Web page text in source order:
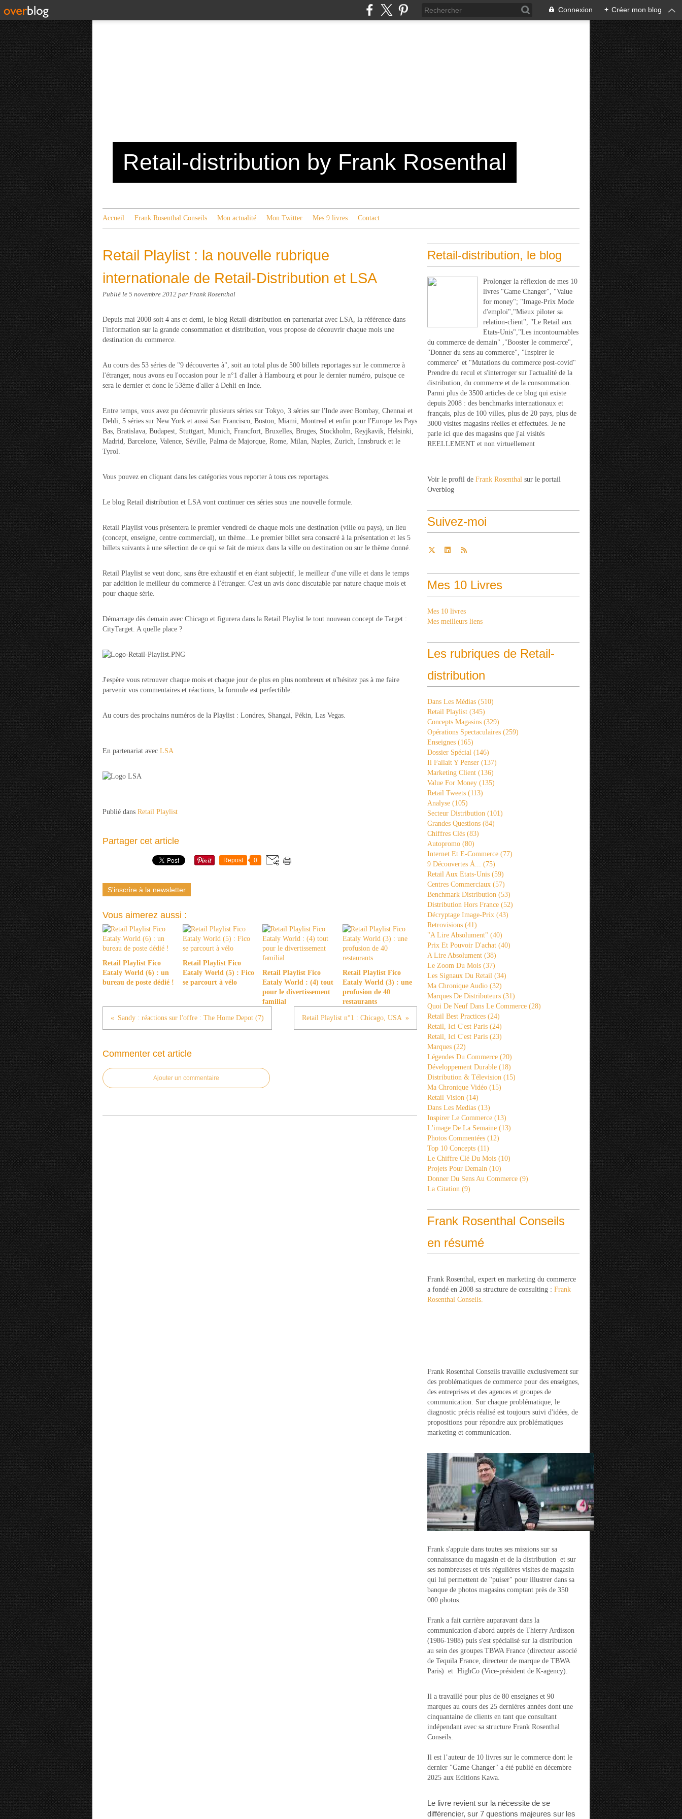
Connexion + Créer mon blog
Retail-distribution by Frank Rosenthal
Accueil Frank Rosenthal Conseils Mon actualité Mon Twitter Mes 9 livres Contact
Retail Playlist : la nouvelle rubrique
internationale de Retail-Distribution et LSA
Publié le 5 novembre 2012 par Frank Rosenthal
Depuis mai 2008 soit 4 ans et demi, le blog Retail-distribution en partenariat avec LSA, la référence dans
l'information sur la grande consommation et distribution, vous propose de découvrir chaque mois une
destination du commerce.
Au cours des 53 séries de "9 découvertes à", soit au total plus de 500 billets reportages sur le commerce à
l'étranger, nous avons eu l'occasion pour le n°1 d'aller à Hambourg et pour le dernier numéro, puisque ce
sera le dernier et donc le 53ème d'aller à Dehli en Inde.
Entre temps, vous avez pu découvrir plusieurs séries sur Tokyo, 3 séries sur l'Inde avec Bombay, Chennai et
Dehli, 5 séries sur New York et aussi San Francisco, Boston, Miami, Montreal et enfin pour l'Europe les Pays
Bas, Bratislava, Budapest, Stuttgart, Munich, Francfort, Bruxelles, Bruges, Stockholm, Reyjkavik, Helsinki,
Madrid, Barcelone, Valence, Séville, Palma de Majorque, Rome, Milan, Naples, Zurich, Innsbruck et le
Tyrol.
Vous pouvez en cliquant dans les catégories vous reporter à tous ces reportages.
Le blog Retail distribution et LSA vont continuer ces séries sous une nouvelle formule.
Retail Playlist vous présentera le premier vendredi de chaque mois une destination (ville ou pays), un lieu
(concept, enseigne, centre commercial), un thème...Le premier billet sera consacré à la présentation et les 5
billets suivants à une sélection de ce qui se fait de mieux dans la ville ou destination ou sur le thème donné.
Retail Playlist se veut donc, sans être exhaustif et en étant subjectif, le meilleur d'une ville et dans le temps
par addition le meilleur du commerce à l'étranger. C'est un avis donc discutable par nature chaque mois et
pour chaque série.
Démarrage dès demain avec Chicago et figurera dans la Retail Playlist le tout nouveau concept de Target :
CityTarget. A quelle place ?
J'espère vous retrouver chaque mois et chaque jour de plus en plus nombreux et n'hésitez pas à me faire
parvenir vos commentaires et réactions, la formule est perfectible.
Au cours des prochains numéros de la Playlist : Londres, Shangai, Pékin, Las Vegas.
En partenariat avec LSA
Publié dans Retail Playlist
Partager cet article
Repost 0
S'inscrire à la newsletter
Vous aimerez aussi :
Retail Playlist Fico
Eataly World (6) : un
bureau de poste dédié !
Retail Playlist Fico
Eataly World (5) : Fico
se parcourt à vélo
Retail Playlist Fico
Eataly World : (4) tout
pour le divertissement
familial
Retail Playlist Fico
Eataly World (3) : une
profusion de 40
restaurants
Sandy : réactions sur l'offre : The Home Depot (7) Retail Playlist n°1 : Chicago, USA
Commenter cet article
Ajouter un commentaire
Retail-distribution, le blog
Prolonger la réflexion de mes 10
livres "Game Changer", "Value
for money"; "Image-Prix Mode
d'emploi","Mieux piloter sa
relation-client", "Le Retail aux
Etats-Unis","Les incontournables
du commerce de demain" ,"Booster le commerce",
"Donner du sens au commerce", "Inspirer le
commerce" et "Mutations du commerce post-covid"
Prendre du recul et s'interroger sur l'actualité de la
distribution, du commerce et de la consommation.
Parmi plus de 3500 articles de ce blog qui existe
depuis 2008 : des benchmarks internationaux et
français, plus de 100 villes, plus de 20 pays, plus de
3000 visites magasins réelles et effectuées. Je ne
parle ici que des magasins que j'ai visités
REELLEMENT et non virtuellement
Voir le profil de Frank Rosenthal sur le portail
Overblog
Suivez-moi
Mes 10 Livres
Mes 10 livres
Mes meilleurs liens
Les rubriques de Retail-
distribution
Dans Les Médias (510)
Retail Playlist (345)
Concepts Magasins (329)
Opérations Spectaculaires (259)
Enseignes (165)
Dossier Spécial (146)
Il Fallait Y Penser (137)
Marketing Client (136)
Value For Money (135)
Retail Tweets (113)
Analyse (105)
Secteur Distribution (101)
Grandes Questions (84)
Chiffres Clés (83)
Autopromo (80)
Internet Et E-Commerce (77)
9 Découvertes À... (75)
Retail Aux Etats-Unis (59)
Centres Commerciaux (57)
Benchmark Distribution (53)
Distribution Hors France (52)
Décryptage Image-Prix (43)
Retrovisions (41)
"a Lire Absolument" (40)
Prix Et Pouvoir D'achat (40)
A Lire Absolument (38)
Le Zoom Du Mois (37)
Les Signaux Du Retail (34)
Ma Chronique Audio (32)
Marques De Distributeurs (31)
Quoi De Neuf Dans Le Commerce (28)
Retail Best Practices (24)
Retail, Ici C'est Paris (24)
Retail, Ici C'est Paris (23)
Marques (22)
Légendes Du Commerce (20)
Développement Durable (18)
Distribution & Télevision (15)
Ma Chronique Vidéo (15)
Retail Vision (14)
Dans Les Medias (13)
Inspirer Le Commerce (13)
L'image De La Semaine (13)
Photos Commentées (12)
Top 10 Concepts (11)
Le Chiffre Clé Du Mois (10)
Projets Pour Demain (10)
Donner Du Sens Au Commerce (9)
La Citation (9)
Frank Rosenthal Conseils
en résumé
Frank Rosenthal, expert en marketing du commerce
a fondé en 2008 sa structure de consulting : Frank
Rosenthal Conseils.
Frank Rosenthal Conseils travaille exclusivement sur
des problématiques de commerce pour des enseignes,
des entreprises et des agences et groupes de
communication. Sur chaque problématique, le
diagnostic précis réalisé est toujours suivi d'idées, de
propositions pour répondre aux problématiques
marketing et communication.
Frank s'appuie dans toutes ses missions sur sa
connaissance du magasin et de la distribution et sur
ses nombreuses et très régulières visites de magasin
qui lui permettent de "puiser" pour illustrer dans sa
banque de photos magasins comptant près de 350
000 photos.
Frank a fait carrière auparavant dans la
communication d'abord auprès de Thierry Ardisson
(1986-1988) puis s'est spécialisé sur la distribution
au sein des groupes TBWA France (directeur associé
de Tequila France, directeur de marque de TBWA
Paris) et HighCo (Vice-président de K-agency).
Il a travaillé pour plus de 80 enseignes et 90
marques au cours des 25 dernières années dont une
cinquantaine de clients en tant que consultant
indépendant avec sa structure Frank Rosenthal
Conseils.
Il est l’auteur de 10 livres sur le commerce dont le
dernier "Game Changer" a été publié en décembre
2025 aux Editions Kawa.
Le livre revient sur la nécessite de se
différencier, sur 7 questions majeures sur les